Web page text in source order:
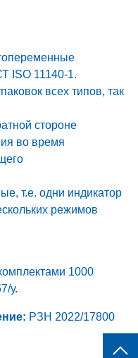
ISO 11140-1.
всех типов, так
стороне
во время
т.е. одни индикатор
режимов
1000
у.
РЗН 2022/17800